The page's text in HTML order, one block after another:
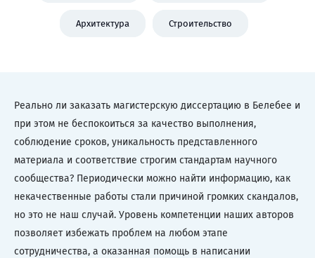
Архитектура Строительство
Реально ли заказать магистерскую диссертацию в Белебее и
при этом не беспокоиться за качество выполнения,
соблюдение сроков, уникальность представленного
материала и соответствие строгим стандартам научного
сообщества? Периодически можно найти информацию, как
некачественные работы стали причиной громких скандалов,
но это не наш случай. Уровень компетенции наших авторов
позволяет избежать проблем на любом этапе
сотрудничества, а оказанная помощь в написании